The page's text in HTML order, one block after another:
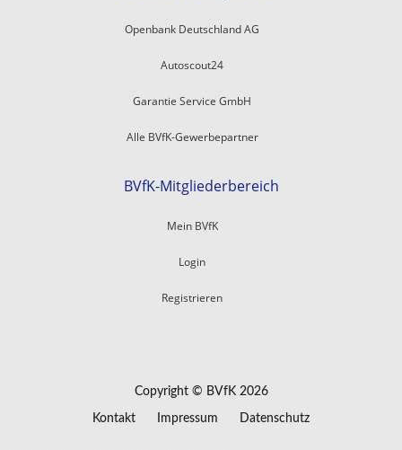
Openbank Deutschland AG
Autoscout24
Garantie Service GmbH
Alle BVfK-Gewerbepartner
BVfK-Mitgliederbereich
Mein BVfK
Login
Registrieren
Copyright © BVfK 2026
Kontakt Impressum Datenschutz